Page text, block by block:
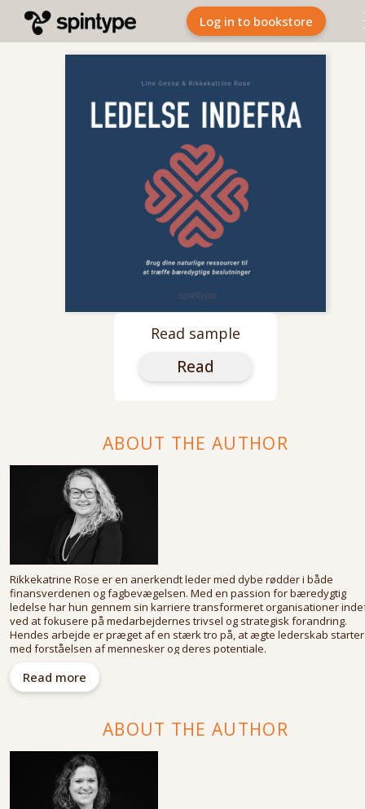
Log in to bookstore
Read sample
Read
ABOUT THE AUTHOR
Rikkekatrine Rose er en anerkendt leder med dybe rødder i både
finansverdenen og fagbevægelsen. Med en passion for bæredygtig
ledelse har hun gennem sin karriere transformeret organisationer
ved at fokusere på medarbejdernes trivsel og strategisk forandring.
Hendes arbejde er præget af en stærk tro på, at ægte lederskab starter
med forståelsen af mennesker og deres potentiale.
Rikkekatrine har desuden 10 års erfaring fra revisionsbranchen, hvilket
har givet hende en solid forståelse for økonomiske processer og
Read more
ABOUT THE AUTHOR